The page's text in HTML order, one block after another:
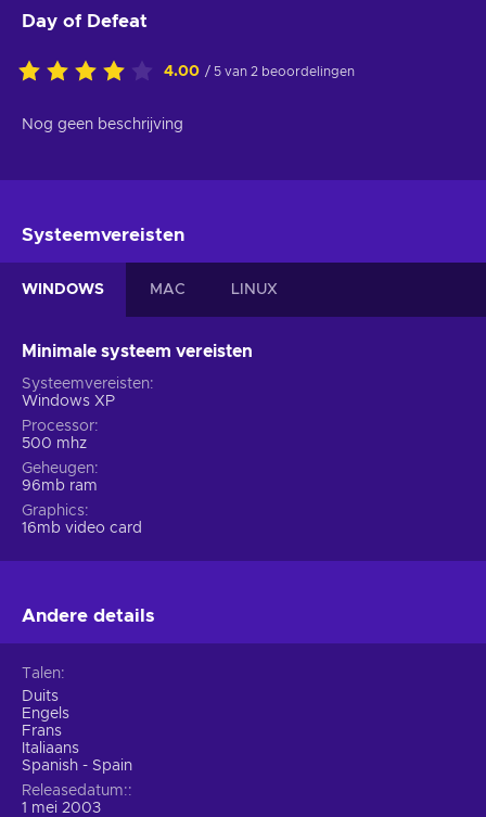
Day of Defeat
4.00 / 5 van 2 beoordelingen
Nog geen beschrijving
Systeemvereisten
WINDOWS MAC LINUX
Minimale systeem vereisten
Systeemvereisten
Windows XP
Processor
500 mhz
Geheugen
96mb ram
Graphics
16mb video card
Andere details
Talen
Duits
Engels
Frans
Italiaans
Spanish - Spain
Releasedatum:
1 mei 2003